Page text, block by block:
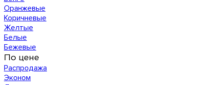
Оранжевые
Коричневые
Желтые
Белые
Бежевые
По цене
Распродажа
Эконом